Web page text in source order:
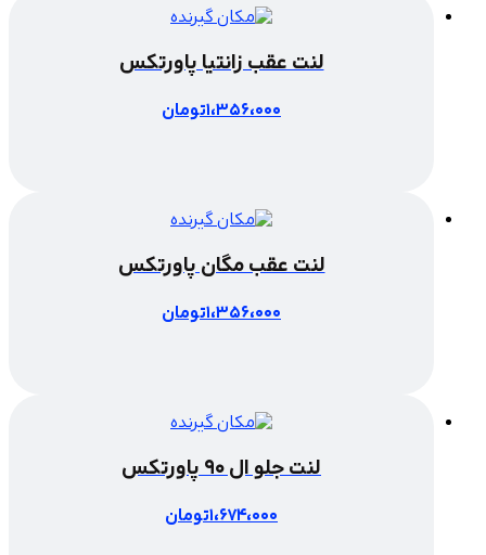
لنت عقب زانتیا پاورتکس
تومان
لنت عقب مگان پاورتکس
تومان
لنت جلو ال 90 پاورتکس
تومان